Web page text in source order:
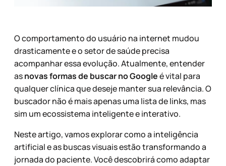
O comportamento do usuário na internet mudou
drasticamente e o setor de saúde precisa
acompanhar essa evolução. Atualmente, entender
asnovas formas de buscar no Googleé vital para
qualquer clínica que deseje manter sua relevância. O
buscador não é mais apenas uma lista de links, mas
sim um ecossistema inteligente e interativo.
Neste artigo, vamos explorar como a inteligência
artificial e as buscas visuais estão transformando a
jornada do paciente. Você descobrirá como adaptar